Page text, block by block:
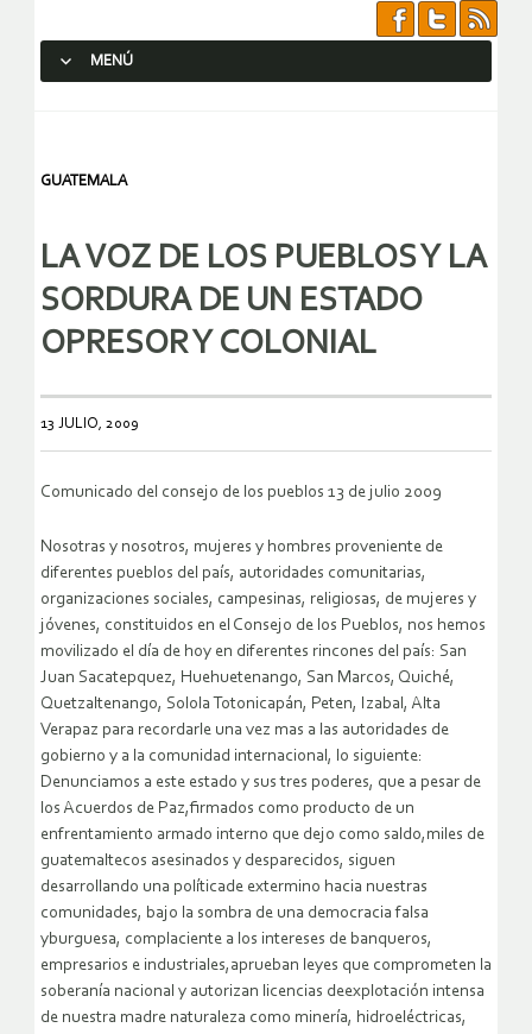
MENÚ
GUATEMALA
LA VOZ DE LOS PUEBLOS Y LA
SORDURA DE UN ESTADO
OPRESOR Y COLONIAL
13 JULIO, 2009
Comunicado del consejo de los pueblos 13 de julio 2009
Nosotras y nosotros, mujeres y hombres proveniente de
diferentes pueblos del país, autoridades comunitarias,
organizaciones sociales, campesinas, religiosas, de mujeres y
jóvenes, constituidos en el Consejo de los Pueblos, nos hemos
movilizado el día de hoy en diferentes rincones del país: San
Juan Sacatepquez, Huehuetenango, San Marcos, Quiché,
Quetzaltenango, Solola Totonicapán, Peten, Izabal, Alta
Verapaz para recordarle una vez mas a las autoridades de
gobierno y a la comunidad internacional, lo siguiente:
Denunciamos a este estado y sus tres poderes, que a pesar de
los Acuerdos de Paz,firmados como producto de un
enfrentamiento armado interno que dejo como saldo,miles de
guatemaltecos asesinados y desparecidos, siguen
desarrollando una políticade extermino hacia nuestras
comunidades, bajo la sombra de una democracia falsa
yburguesa, complaciente a los intereses de banqueros,
empresarios e industriales,aprueban leyes que comprometen la
soberanía nacional y autorizan licencias deexplotación intensa
de nuestra madre naturaleza como minería, hidroeléctricas,